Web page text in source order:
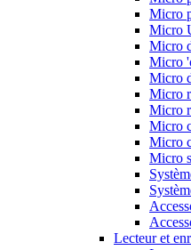
Micro
Micro
Micro
Micro
Micro
Micro
Micro
Micro
Micro
Micro
Lecteur et